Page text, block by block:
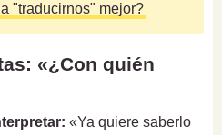
"traducirnos" mejor?
«¿Con quién
«Ya quiere saberlo